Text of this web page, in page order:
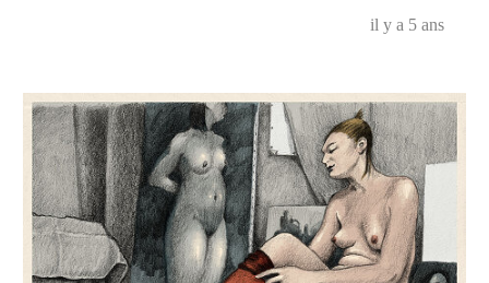
il y a 5 ans